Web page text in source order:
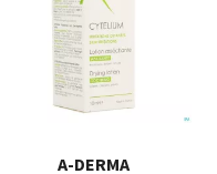
A-DERMA